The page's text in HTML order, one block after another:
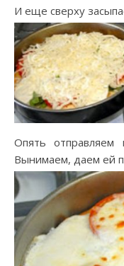
И еще сверху
Опять
Вынимаем, даем ей